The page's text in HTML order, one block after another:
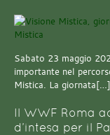
Sabato 23 maggio
importante nel
Mistica. La giornata[…]
Il WWF Roma
d’intesa per il